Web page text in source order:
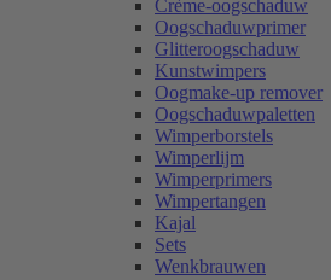
Crème-oogschaduw
Oogschaduwprimer
Glitteroogschaduw
Kunstwimpers
Oogmake-up remover
Oogschaduwpaletten
Wimperborstels
Wimperlijm
Wimperprimers
Wimpertangen
Kajal
Sets
Wenkbrauwen